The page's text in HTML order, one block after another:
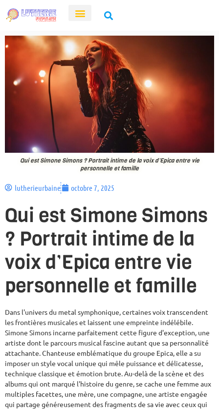
Qui est Simone Simons ? Portrait intime de la voix d’Epica entre vie
personnelle et famille
lutherieurbaine octobre 7, 2025
Qui est Simone Simons
? Portrait intime de la
voix d’Epica entre vie
personnelle et famille
Dans l'univers du metal symphonique, certaines voix transcendent
les frontières musicales et laissent une empreinte indélébile.
Simone Simons incarne parfaitement cette figure d'exception, une
artiste dont le parcours musical fascine autant que sa personnalité
attachante. Chanteuse emblématique du groupe Epica, elle a su
imposer un style vocal unique qui mêle puissance et délicatesse,
technique classique et émotion brute. Au-delà de la scène et des
albums qui ont marqué l'histoire du genre, se cache une femme aux
multiples facettes, une mère, une compagne, une artiste engagée
qui partage généreusement des fragments de sa vie avec ceux qui